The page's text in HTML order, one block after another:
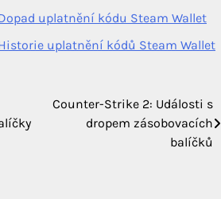
uplatnění kódu Steam Wallet
uplatnění kódů Steam Wallet
Counter-Strike 2: Události s
dropem zásobovacích
balíčků